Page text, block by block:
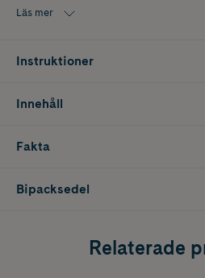
Läs mer
Instruktioner
Innehåll
Fakta
Bipacksedel
Relaterade